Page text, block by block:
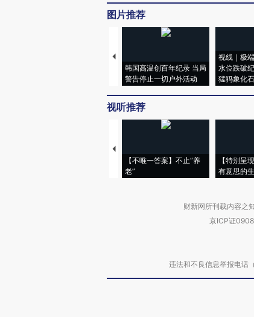
图片推荐
韩国高温创百年纪录 当局
警告停止一切户外活动
视线｜极
水位跌破
猛犸象化
视听推荐
【不唯一答案】不止“养
老”
【特别呈
有意思的
财新网所刊载内容之
京ICP证
违法和不良信息举报电